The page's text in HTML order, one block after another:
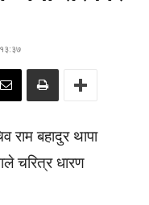
राम बहादुर थापा
चरित्र धारण